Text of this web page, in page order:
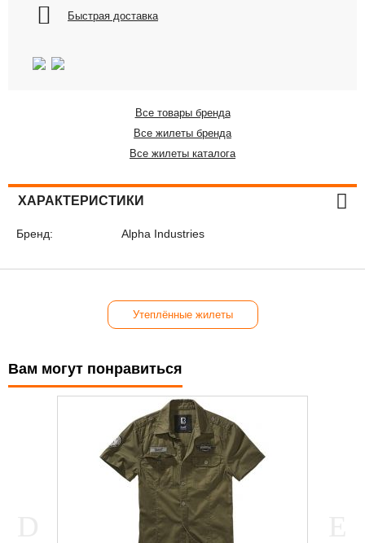
Быстрая доставка
Все товары бренда
Все жилеты бренда
Все жилеты каталога
ХАРАКТЕРИСТИКИ
Бренд: Alpha Industries
Утеплённые жилеты
Вам могут понравиться